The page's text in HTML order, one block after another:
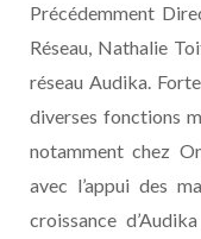
Précédemment
Réseau, Nathalie
réseau Audika.
diverses fonctions
notamment chez
avec l’appui des
croissance